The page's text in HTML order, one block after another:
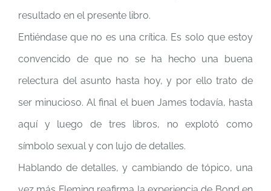
resultado en el presente libro.
Entiéndase que no es una crítica. Es solo que estoy
convencido de que no se ha hecho una buena
relectura del asunto hasta hoy, y por ello trato de
ser minucioso. Al final el buen James todavía, hasta
aquí y luego de tres libros, no explotó como
símbolo sexual y con lujo de detalles.
Hablando de detalles, y cambiando de tópico, una